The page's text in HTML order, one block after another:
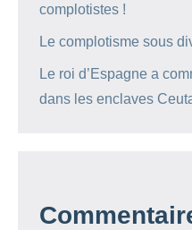
complotistes !
Le complotisme sous
Le roi d’Espagne a
dans les enclaves